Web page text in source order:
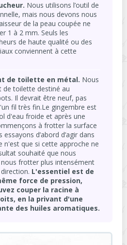
Nous utilisons l’outil de
mais nous devons nous
de la peau coupée ne
1 à 2 mm. Seuls les
de haute qualité ou des
conviennent à cette
de toilette en métal. Nous
de toilette destiné au
Il devrait être neuf, pas
fil très fin.Le gingembre est
d'eau froide et après une
à frotter la surface
d’abord d’agir dans
n'est que si cette approche ne
souhaité que nous
frotter plus intensément
L'essentiel est de
force de pression,
couper la racine à
en la privant d'une
des huiles aromatiques.